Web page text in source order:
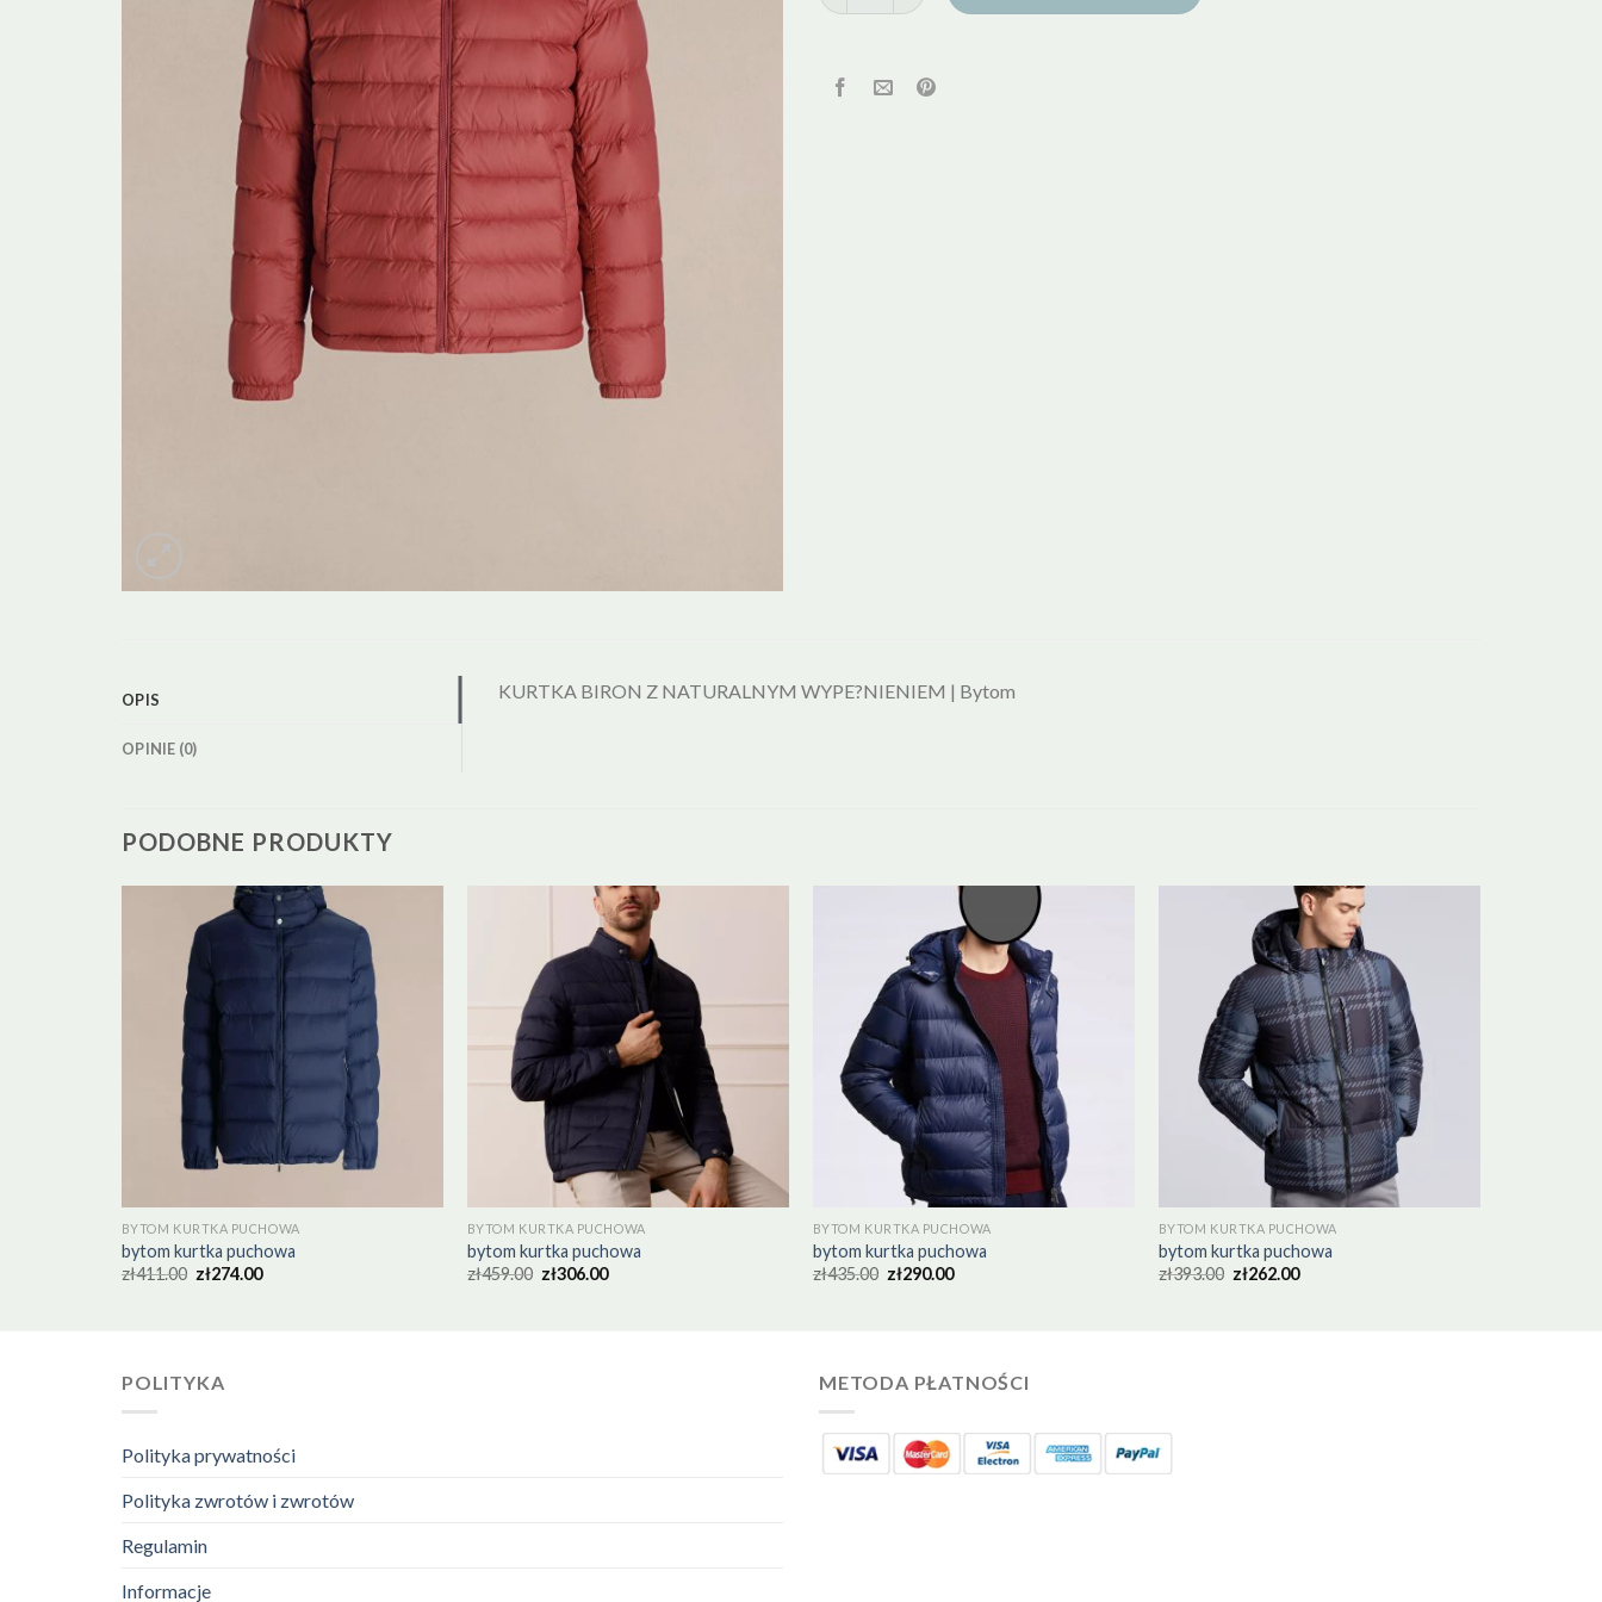
OPIS
OPINIE (0)
KURTKA BIRON Z NATURALNYM WYPE?NIENIEM | Bytom
PODOBNE PRODUKTY
BYTOM KURTKA PUCHOWA
bytom kurtka puchowa
zł411.00 zł274.00
BYTOM KURTKA PUCHOWA
bytom kurtka puchowa
zł459.00 zł306.00
BYTOM KURTKA PUCHOWA
bytom kurtka puchowa
zł435.00 zł290.00
BYTOM KURTKA PUCHOWA
bytom kurtka puchowa
zł393.00 zł262.00
POLITYKA
Polityka prywatności
Polityka zwrotów i zwrotów
Regulamin
Informacje
METODA PŁATNOŚCI